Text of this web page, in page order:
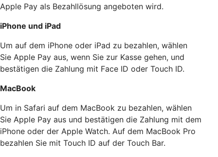
Apple Pay als Bezahllösung angeboten wird.
iPhone und iPad
Um auf dem iPhone oder iPad zu bezahlen, wählen
Sie Apple Pay aus, wenn Sie zur Kasse gehen, und
bestätigen die Zahlung mit Face ID oder Touch ID.
MacBook
Um in Safari auf dem MacBook zu bezahlen, wählen
Sie Apple Pay aus und bestätigen die Zahlung mit dem
iPhone oder der Apple Watch. Auf dem MacBook Pro
bezahlen Sie mit Touch ID auf der Touch Bar.